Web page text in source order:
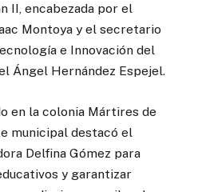
II, encabezada por el
Montoya y el secretario
e Innovación del
Ángel Hernández Espejel.
en la colonia Mártires de
municipal destacó el
Delfina Gómez para
y garantizar